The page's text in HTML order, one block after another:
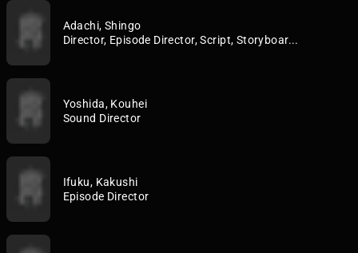
Adachi, Shingo
Director, Episode Director, Script, Storyboar...
Yoshida, Kouhei
Sound Director
Ifuku, Kakushi
Episode Director